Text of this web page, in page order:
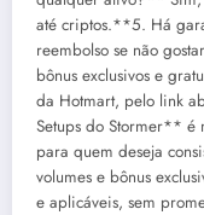
até criptos.**5. Há
reembolso se não
bônus exclusivos e
da Hotmart, pelo link
Setups do Stormer** é
para quem deseja
volumes e bônus
e aplicáveis, sem